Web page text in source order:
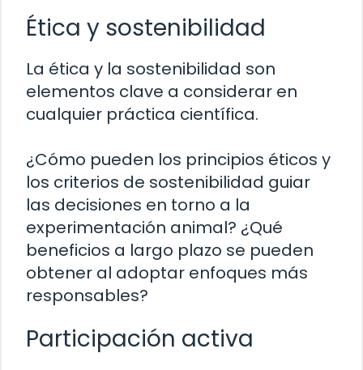
Ética y sostenibilidad
La ética y la sostenibilidad son
elementos clave a considerar en
cualquier práctica científica.
¿Cómo pueden los principios éticos y
los criterios de sostenibilidad guiar
las decisiones en torno a la
experimentación animal? ¿Qué
beneficios a largo plazo se pueden
obtener al adoptar enfoques más
responsables?
Participación activa